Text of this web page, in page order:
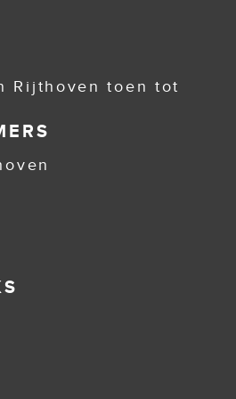
Rijthoven toen tot